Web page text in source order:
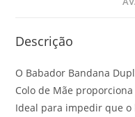
Descrição
O Babador Bandana
Colo de Mãe
Ideal para impedir que